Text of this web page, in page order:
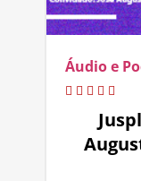
Áudio e